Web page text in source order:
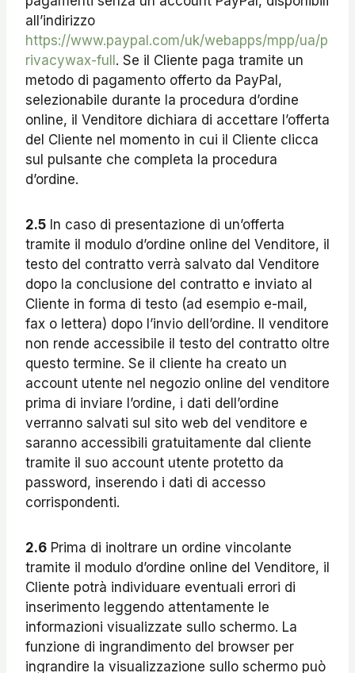
all’indirizzo
https://www.paypal.com/uk/webapps/mpp/ua/p
rivacywax-full . Se il Cliente paga tramite un
metodo di pagamento offerto da PayPal,
selezionabile durante la procedura d’ordine
online, il Venditore dichiara di accettare l’offerta
del Cliente nel momento in cui il Cliente clicca
sul pulsante che completa la procedura
d’ordine.
2.5 In caso di presentazione di un’offerta
tramite il modulo d’ordine online del Venditore, il
testo del contratto verrà salvato dal Venditore
dopo la conclusione del contratto e inviato al
Cliente in forma di testo (ad esempio e-mail,
fax o lettera) dopo l’invio dell’ordine. Il venditore
non rende accessibile il testo del contratto oltre
questo termine. Se il cliente ha creato un
account utente nel negozio online del venditore
prima di inviare l’ordine, i dati dell’ordine
verranno salvati sul sito web del venditore e
saranno accessibili gratuitamente dal cliente
tramite il suo account utente protetto da
password, inserendo i dati di accesso
corrispondenti.
2.6 Prima di inoltrare un ordine vincolante
tramite il modulo d’ordine online del Venditore, il
Cliente potrà individuare eventuali errori di
inserimento leggendo attentamente le
informazioni visualizzate sullo schermo. La
funzione di ingrandimento del browser per
ingrandire la visualizzazione sullo schermo può